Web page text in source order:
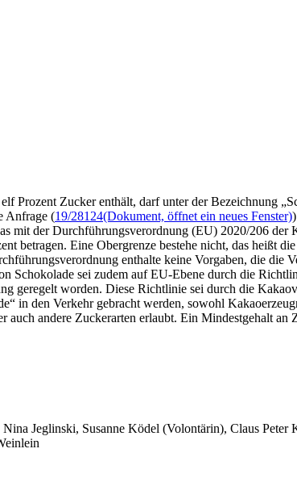
Prozent Zucker enthält, darf unter der Bezeichnung
Anfrage (19/28124(Dokument, öffnet ein neues Fenster)
mit der Durchführungsverordnung (EU) 2020/206
betragen. Eine Obergrenze bestehe nicht, das heißt
enthalte keine Vorgaben, die die
sei zudem auf EU-Ebene durch die
geregelt worden. Diese Richtlinie sei durch die
in den Verkehr gebracht werden, sowohl
andere Zuckerarten erlaubt. Ein Mindestgehalt an
Jeglinski, Susanne Ködel (Volontärin), Claus Peter